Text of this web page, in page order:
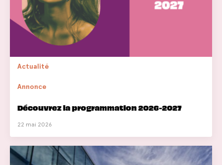
Actualité
Annonce
Découvrez la programmation 2026-2027
22 mai 2026